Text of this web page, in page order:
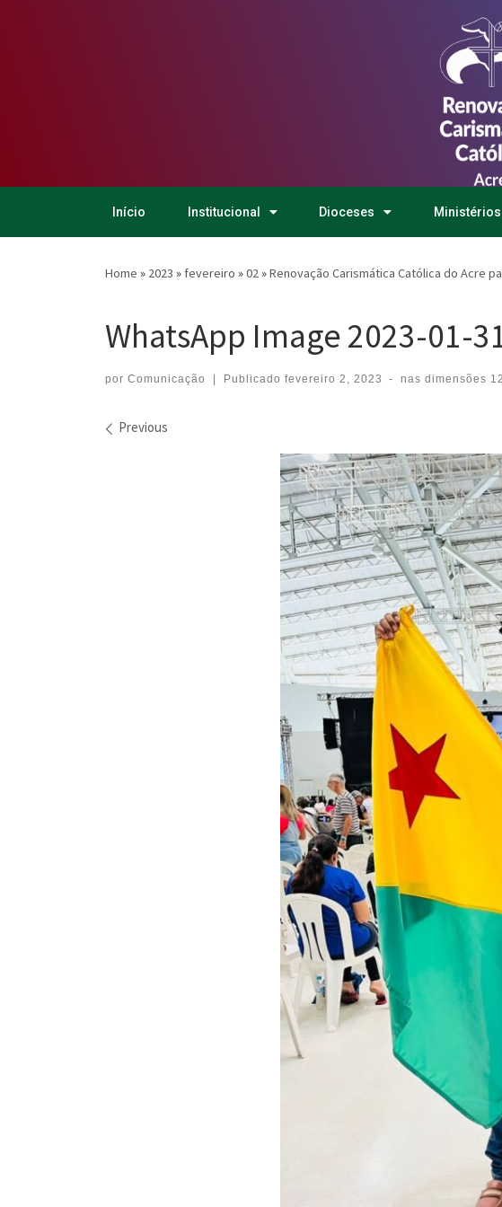
Início Institucional Dioceses Ministérios
Home » 2023 » fevereiro »02 »Renovação Carismática Católica do Acre
WhatsApp Image 2023-01-
por Comunicação Publicado fevereiro 2, 2023 - nas dimensões
Images navigation
Previous